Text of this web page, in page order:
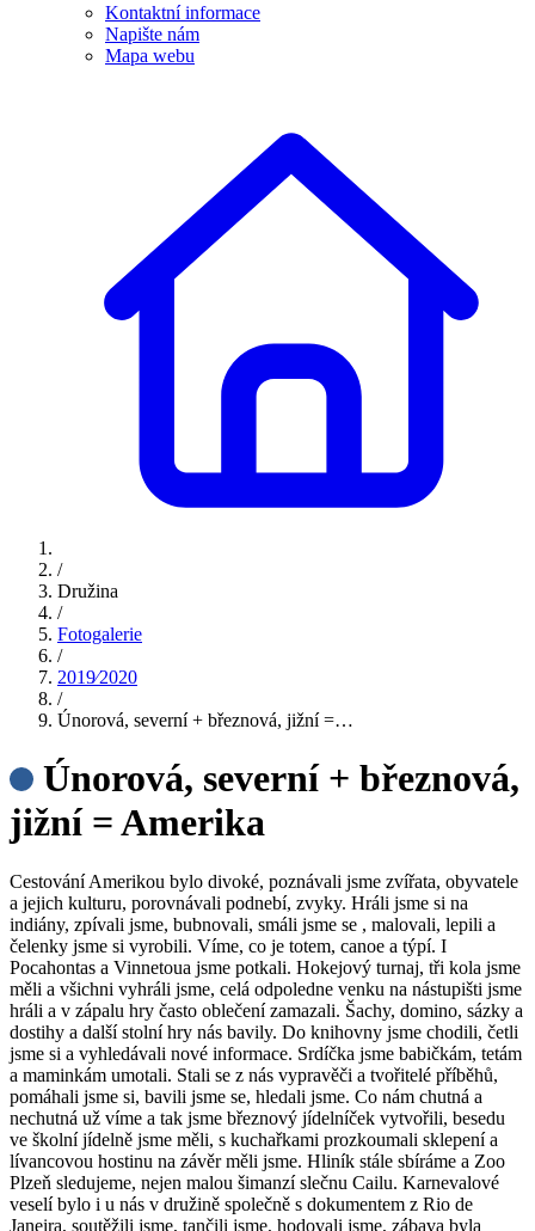
Kontaktní informace
Napište nám
Mapa webu
/
Družina
/
Fotogalerie
/
2019⁄2020
/
Únorová, severní + březnová, jižní =…
Únorová, severní + březnová,
jižní = Amerika
Cestování Amerikou bylo divoké, poznávali jsme zvířata, obyvatele
a jejich kulturu, porovnávali podnebí, zvyky. Hráli jsme si na
indiány, zpívali jsme, bubnovali, smáli jsme se , malovali, lepili a
čelenky jsme si vyrobili. Víme, co je totem, canoe a týpí. I
Pocahontas a Vinnetoua jsme potkali. Hokejový turnaj, tři kola jsme
měli a všichni vyhráli jsme, celá odpoledne venku na nástupišti jsme
hráli a v zápalu hry často oblečení zamazali. Šachy, domino, sázky a
dostihy a další stolní hry nás bavily. Do knihovny jsme chodili, četli
jsme si a vyhledávali nové informace. Srdíčka jsme babičkám, tetám
a maminkám umotali. Stali se z nás vypravěči a tvořitelé příběhů,
pomáhali jsme si, bavili jsme se, hledali jsme. Co nám chutná a
nechutná už víme a tak jsme březnový jídelníček vytvořili, besedu
ve školní jídelně jsme měli, s kuchařkami prozkoumali sklepení a
lívancovou hostinu na závěr měli jsme. Hliník stále sbíráme a Zoo
Plzeň sledujeme, nejen malou šimanzí slečnu Cailu. Karnevalové
veselí bylo i u nás v družině společně s dokumentem z Rio de
Janeira, soutěžili jsme, tančili jsme, hodovali jsme, zábava byla